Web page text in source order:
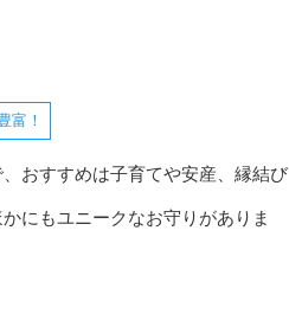
富！
、おすすめは子育てや安産、縁結び
にもユニークなお守りがありま